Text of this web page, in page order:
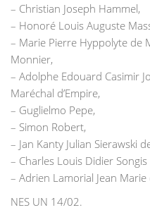
– Christian Joseph Hammel,
– Honoré Louis Auguste
– Marie Pierre Hyppolyte de
Monnier,
– Adolphe Edouard Casimir
Maréchal d’Empire,
– Guglielmo Pepe,
– Simon Robert,
– Jan Kanty Julian Sierawski
– Charles Louis Didier Songis
– Adrien Lamorial Jean
NES UN 14/02.